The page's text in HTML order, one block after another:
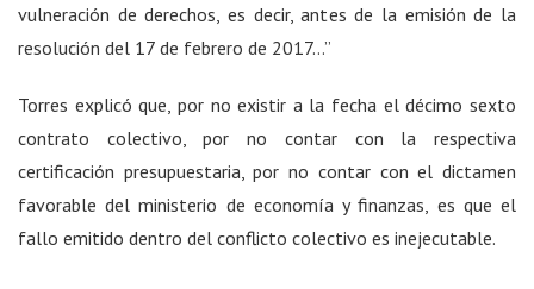
vulneración de derechos, es decir, antes de la emisión de la
resolución del 17 de febrero de 2017…”
Torres explicó que, por no existir a la fecha el décimo sexto
contrato colectivo, por no contar con la respectiva
certificación presupuestaria, por no contar con el dictamen
favorable del ministerio de economía y finanzas, es que el
fallo emitido dentro del conflicto colectivo es inejecutable.